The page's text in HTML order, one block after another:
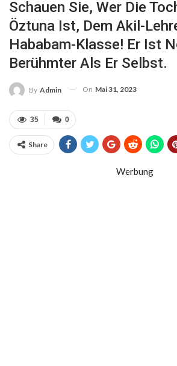
Schauen Sie, Wer Die
Öztuna Ist, Dem Akil-
Hababam-Klasse! Er Ist
Berühmter Als Er Selbst.
By Admin On Mai 31, 2023
0
35
Share
Werbung